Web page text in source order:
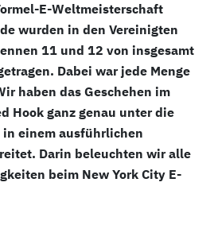
E-Weltmeisterschaft
wurden in den Vereinigten
11 und 12 von insgesamt
Dabei war jede Menge
haben das Geschehen im
Hook ganz genau unter die
in einem ausführlichen
Darin beleuchten wir alle
beim New York City E-